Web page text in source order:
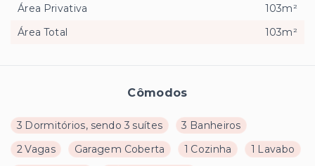
Cômodos
3 Dormitórios, sendo 3 suítes
3 Banheiros
2 Vagas
Garagem Coberta 1 Cozinha
1 Lavabo
Área Privativa
103m²
Área Total
103m²